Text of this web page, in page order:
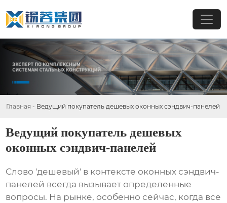
Главная - Ведущий покупатель дешевых оконных сэндвич-панелей
Ведущий покупатель дешевых
оконных сэндвич-панелей
Слово 'дешевый' в контексте оконных сэндвич-
панелей всегда вызывает определенные
вопросы. На рынке, особенно сейчас, когда все